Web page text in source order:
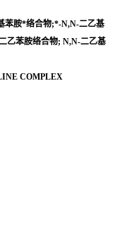
苯胺*络合物;*-N,N-二乙基
乙苯胺络合物; N,N-二乙基
COMPLEX